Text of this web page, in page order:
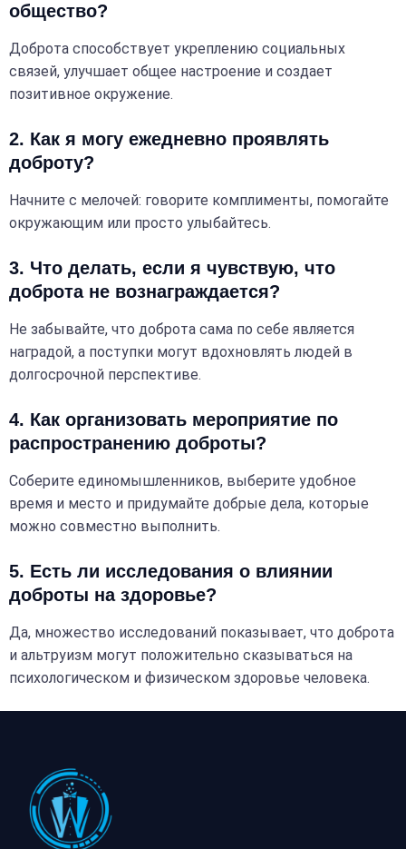
общество?
Доброта способствует укреплению социальных
связей, улучшает общее настроение и создает
позитивное окружение.
2. Как я могу ежедневно проявлять
доброту?
Начните с мелочей: говорите комплименты, помогайте
окружающим или просто улыбайтесь.
3. Что делать, если я чувствую, что
доброта не вознаграждается?
Не забывайте, что доброта сама по себе является
наградой, а поступки могут вдохновлять людей в
долгосрочной перспективе.
4. Как организовать мероприятие по
распространению доброты?
Соберите единомышленников, выберите удобное
время и место и придумайте добрые дела, которые
можно совместно выполнить.
5. Есть ли исследования о влиянии
доброты на здоровье?
Да, множество исследований показывает, что доброта
и альтруизм могут положительно сказываться на
психологическом и физическом здоровье человека.